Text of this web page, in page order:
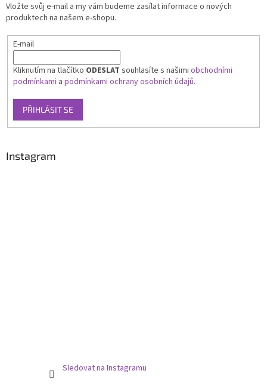
Vložte svůj e-mail a my vám budeme zasílat informace o nových
produktech na našem e-shopu.
E-mail
Kliknutím na tlačítko ODESLAT souhlasíte s našimi obchodními
podmínkami a podmínkami ochrany osobních údajů.
PŘIHLÁSIT SE
Instagram
Sledovat na Instagramu